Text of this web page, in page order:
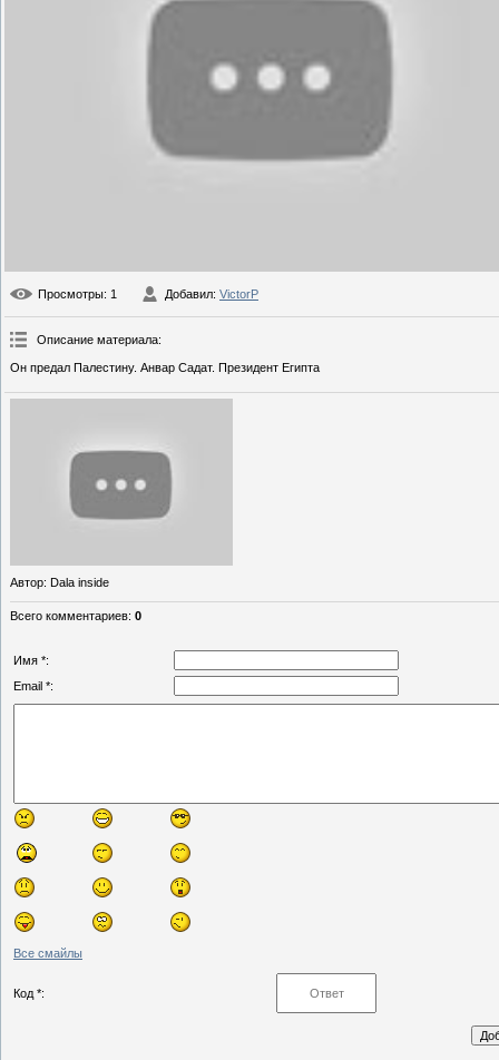
Просмотры: 1 Добавил: VictorP
Описание материала:
Он предал Палестину. Анвар Садат. Президент Египта
Автор: Dala inside
Всего комментариев: 0
Имя *:
Email *:
Все смайлы
Код *: